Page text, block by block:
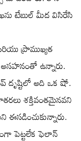
టేబుల్ మీద విసిరేసి
ప్రాముఖ్యత
ఉన్నారు.
దృష్టిలో అది ఒక షో.
శక్తివంతమైనవని
పెట్టలేక ఫెలాన్